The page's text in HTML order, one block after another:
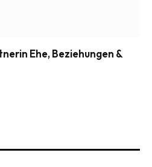
Ehe, Beziehungen &